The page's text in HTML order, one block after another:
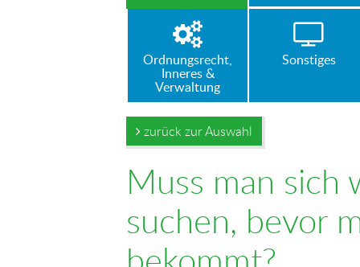
Ordnungsrecht,
Inneres &
Verwaltung
Sonstiges
zurück zur Auswahl
Muss man sich
suchen, bevor